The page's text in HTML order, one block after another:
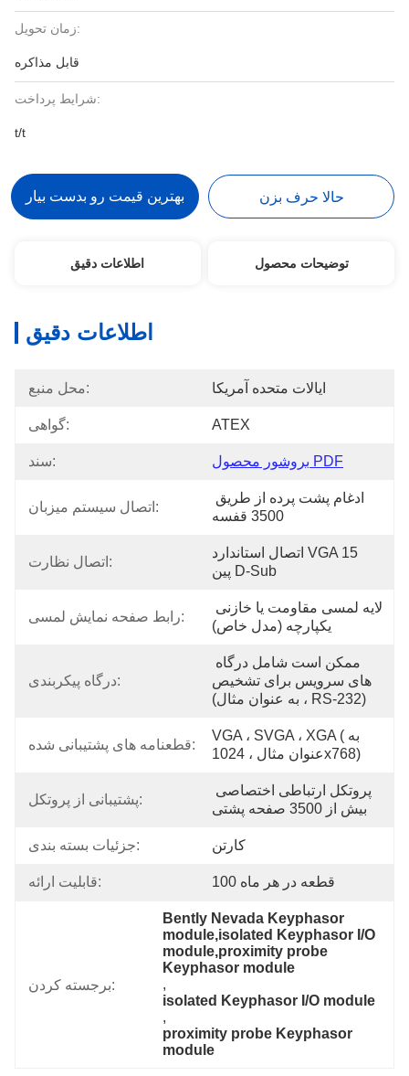
زمان تحویل:
قابل مذاکره
شرایط پرداخت:
t/t
بهترین قیمت رو بدست بیار حالا حرف بزن
اطلاعات دقیق توضیحات محصول
اطلاعات دقیق
محل منبع: ایالات متحده آمریکا
گواهی: ATEX
سند: بروشور محصول PDF
اتصال سیستم میزبان:
3500 قفسه
اتصال نظارت:
اتصال استاندارد VGA 15
پین D-Sub
رابط صفحه نمایش لمسی:
یکپارچه (مدل خاص)
درگاه پیکربندی:
های سرویس برای تشخیص
(به عنوان مثال ، RS-232)
قطعنامه های پشتیبانی شده:
VGA ، SVGA ، XGA (به
عنوان مثال ، 1024x768)
پشتیبانی از پروتکل:
بیش از 3500 صفحه پشتی
جزئیات بسته بندی: کارتن
قابلیت ارائه: 100 قطعه در هر ماه
برجسته کردن:
Bently Nevada Keyphasor
module,isolated Keyphasor I/O
module,proximity probe
Keyphasor module
,
isolated Keyphasor I/O module
,
proximity probe Keyphasor
module